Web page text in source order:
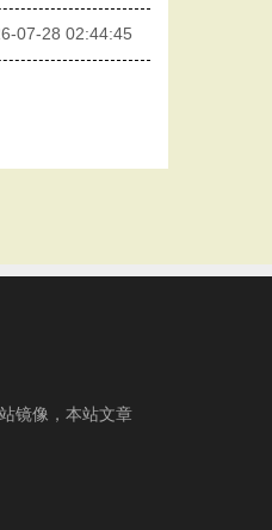
07-28 02:44:45
镜像，本站文章